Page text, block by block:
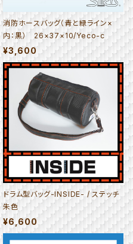
消防ホースバッグ（青と緑ライン×
内：黒） 26×37×10/Yeco-c
¥3,600
ドラム型バッグ-INSIDE- / ステッチ
朱色
¥6,600